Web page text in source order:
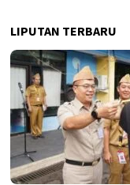
LIPUTAN TERBARU